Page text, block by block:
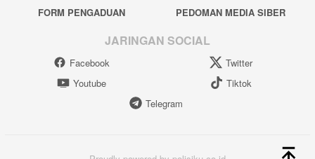
FORM PENGADUAN
PEDOMAN MEDIA SIBER
JARINGAN SOCIAL
Facebook
Twitter
Youtube
Tiktok
Telegram